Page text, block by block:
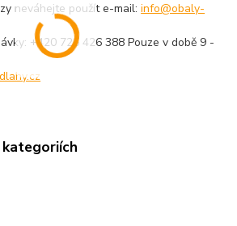
neváhejte použít e-mail:info@obaly-
+420 725 426 388 Pouze v době 9 -